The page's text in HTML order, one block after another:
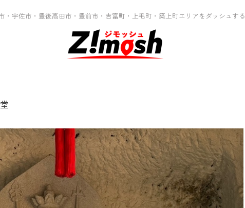
・宇佐市・豊後高田市・豊前市・吉富町・上毛町・築上町エリアをダッシュする